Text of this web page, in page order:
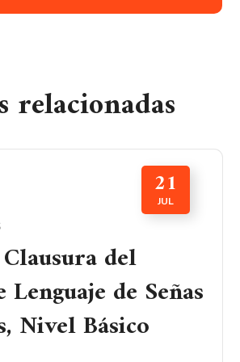
relacionadas
21
JUL
del
de Señas
Nivel Básico